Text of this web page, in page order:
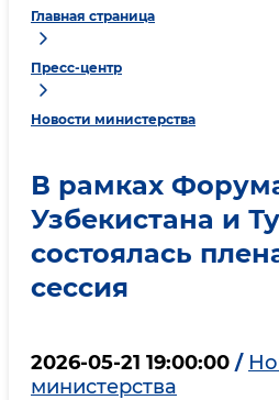
Главная страница
Пресс-центр
Новости министерства
В рамках
Узбекистана и
состоялась
сессия
2026-05-21 19:00:00 /
министерства